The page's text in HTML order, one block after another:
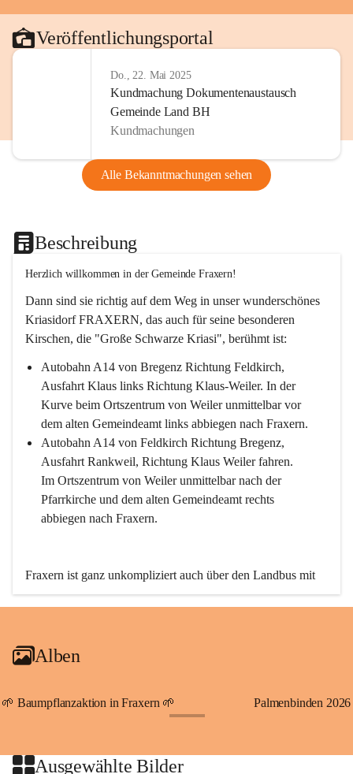
Veröffentlichungsportal
Do., 22. Mai 2025
Kundmachung Dokumentenaustausch
Gemeinde Land BH
Kundmachungen
Alle Bekanntmachungen sehen
Beschreibung
Herzlich willkommen in der Gemeinde Fraxern!
Dann sind sie richtig auf dem Weg in unser wunderschönes
Kriasidorf FRAXERN, das auch für seine besonderen
Kirschen, die "Große Schwarze Kriasi", berühmt ist:
Autobahn A14 von Bregenz Richtung Feldkirch,
Ausfahrt Klaus links Richtung Klaus-Weiler. In der
Kurve beim Ortszentrum von Weiler unmittelbar vor
dem alten Gemeindeamt links abbiegen nach Fraxern.
Autobahn A14 von Feldkirch Richtung Bregenz,
Ausfahrt Rankweil, Richtung Klaus Weiler fahren.
Im Ortszentrum von Weiler unmittelbar nach der
Pfarrkirche und dem alten Gemeindeamt rechts
abbiegen nach Fraxern.
Fraxern ist ganz unkompliziert auch über den Landbus mit
den öffentlichen Verkehrsmitteln zu erreichen. Die Linie
An Samstagen, Sonn- und Feiertagen können Sie bequem
persönlichen Linienbus zur gewünschten Zeit zu Ihrer
Haltestelle bestellen. Sowohl von Weiler kommend nach
beide Fahrten Weiler-Fraxern-Weiler.
Alben
🌱 Baumpflanzaktion in Fraxern 🌱 Palmenbinden 2026
Ausgewählte Bilder